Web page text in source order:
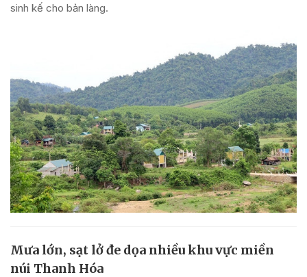
sinh kế cho bản làng.
Mưa lớn, sạt lở đe dọa nhiều khu vực miền
núi Thanh Hóa